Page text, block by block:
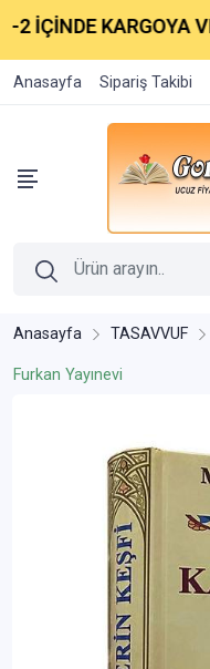
KARGOYA
Anasayfa Sipariş Takibi
Anasayfa TASAVVUF
Furkan Yayınevi